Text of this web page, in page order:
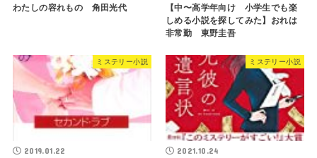
わたしの容れもの 角田光代
【中〜高学年向け 小学生でも楽
しめる小説を探してみた】おれは
非常勤 東野圭吾
ミステリー小説
2019.01.22
ミステリー小説
2021.10.24